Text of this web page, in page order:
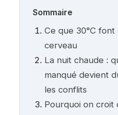
Sommaire
Ce que 30°C
cerveau
La nuit chaude :
manqué devient
les conflits
Pourquoi on croit